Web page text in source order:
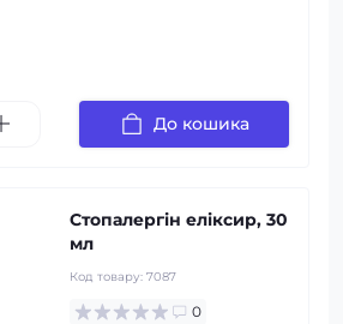
До кошика
Стопалергін еліксир, 30
мл
Код товару: 7087
0